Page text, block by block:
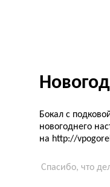
Бокал с
новогоднего
на http://
Спасибо, что